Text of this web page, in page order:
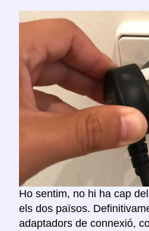
Ho sentim, no hi ha cap
els dos països.
adaptadors de connexió,